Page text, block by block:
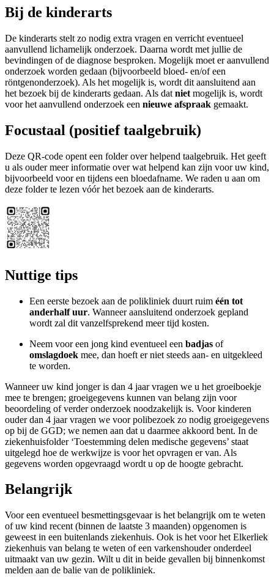
Bij de kinderarts
De kinderarts stelt zo nodig extra vragen en verricht eventueel
aanvullend lichamelijk onderzoek. Daarna wordt met jullie de
bevindingen of de diagnose besproken. Mogelijk moet er aanvullend
onderzoek worden gedaan (bijvoorbeeld bloed- en/of een
röntgenonderzoek). Als het mogelijk is, wordt dit aansluitend aan
het bezoek bij de kinderarts gedaan. Als dat niet mogelijk is, wordt
voor het aanvullend onderzoek een nieuwe afspraak gemaakt.
Focustaal (positief taalgebruik)
Deze QR-code opent een folder over helpend taalgebruik. Het geeft
u als ouder meer informatie over wat helpend kan zijn voor uw kind,
bijvoorbeeld voor en tijdens een bloedafname. We raden u aan om
deze folder te lezen vóór het bezoek aan de kinderarts.
Nuttige tips
Een eerste bezoek aan de polikliniek duurt ruim één tot
anderhalf uur. Wanneer aansluitend onderzoek gepland
wordt zal dit vanzelfsprekend meer tijd kosten.
Neem voor een jong kind eventueel een badjas of
omslagdoek mee, dan hoeft er niet steeds aan- en uitgekleed
te worden.
Wanneer uw kind jonger is dan 4 jaar vragen we u het groeiboekje
mee te brengen; groeigegevens kunnen van belang zijn voor
beoordeling of verder onderzoek noodzakelijk is. Voor kinderen
ouder dan 4 jaar vragen we voor polibezoek zo nodig groeigegevens
op bij de GGD; we nemen aan dat u daarmee akkoord bent. In de
ziekenhuisfolder ‘Toestemming delen medische gegevens’ staat
uitgelegd hoe de werkwijze is voor het opvragen er van. Als
gegevens worden opgevraagd wordt u op de hoogte gebracht.
Belangrijk
Voor een eventueel besmettingsgevaar is het belangrijk om te weten
of uw kind recent (binnen de laatste 3 maanden) opgenomen is
geweest in een buitenlands ziekenhuis. Ook is het voor het Elkerliek
ziekenhuis van belang te weten of een varkenshouder onderdeel
uitmaakt van uw gezin. Wilt u dit in beide gevallen bij binnenkomst
melden aan de balie van de polikliniek.